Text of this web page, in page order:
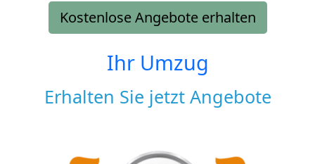
Kostenlose Angebote erhalten
Ihr Umzug
Erhalten Sie jetzt Angebote